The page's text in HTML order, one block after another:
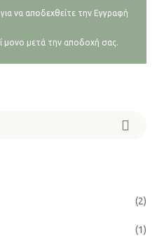
να αποδεχθείτε την Εγγραφή
μονο μετά την αποδοχή σας.
(2)
(1)